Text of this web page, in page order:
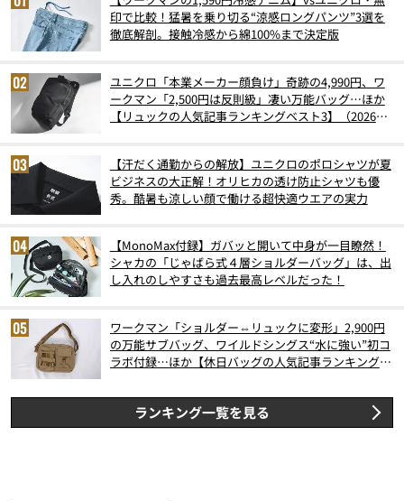
印で比較！猛暑を乗り切る“涼感ロングパンツ”3選を
徹底解剖。接触冷感から綿100%まで決定版
ユニクロ「本業メーカー顔負け」奇跡の4,990円、ワ
ークマン「2,500円は反則級」凄い万能バッグ…ほか
【リュックの人気記事ランキングベスト3】（2026年
【汗だく通勤からの解放】ユニクロのポロシャツが夏
ビジネスの大正解！オリヒカの透け防止シャツも優
秀。酷暑も涼しい顔で働ける超快適ウエアの実力
【MonoMax付録】ガバッと開いて中身が一目瞭然！
シャカの「じゃばら式４層ショルダーバッグ」は、出
し入れのしやすさも過去最高レベルだった！
ワークマン「ショルダー⇔リュックに変形」2,900円
の万能サブバッグ、ワイルドシングス“水に強い”初コ
ラボ付録…ほか【休日バッグの人気記事ランキングベ
ランキング一覧を見る